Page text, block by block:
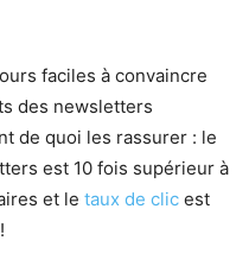
faciles à convaincre
des newsletters
de quoi les rassurer : le
est 10 fois supérieur à
et le taux de clic est